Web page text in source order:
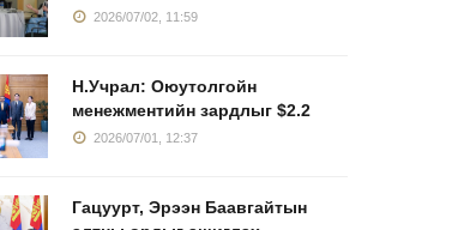
2026/07/02, 11:59
Н.Учрал: Оюутолгойн
менежментийн зардлыг $2.2
2026/07/01, 12:37
Гацуурт, Эрээн Баавгайтын